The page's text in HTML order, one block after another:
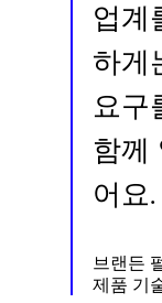
업계
하게
요구
함께
어요.
브랜든
제품 기